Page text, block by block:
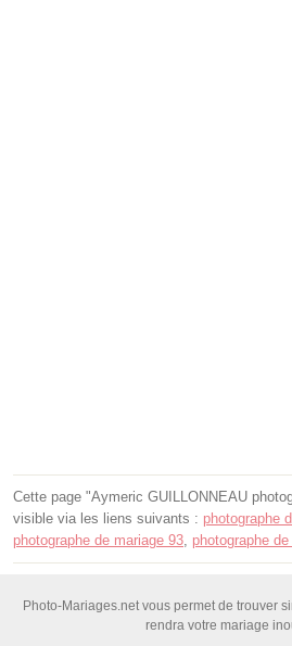
Cette page "Aymeric GUILLONNEAU
visible via les liens suivants : photographe
photographe de mariage 93 photographe
Photo-Mariages.net vous permet de trouver
rendra votre mariage